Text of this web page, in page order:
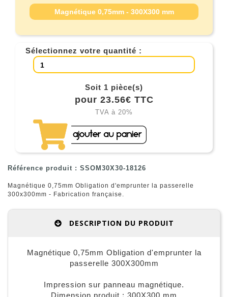
Magnétique 0,75mm - 300X300 mm
Sélectionnez votre quantité :
Soit 1 pièce(s)
pour 23.56€ TTC
TVA à 20%
Référence produit : SSOM30X30-18126
Magnétique 0,75mm Obligation d'emprunter la passerelle
300x300mm - Fabrication française.
DESCRIPTION DU PRODUIT
Magnétique 0,75mm Obligation d'emprunter la
passerelle 300X300mm
Impression sur panneau magnétique.
Dimension produit : 300X300 mm